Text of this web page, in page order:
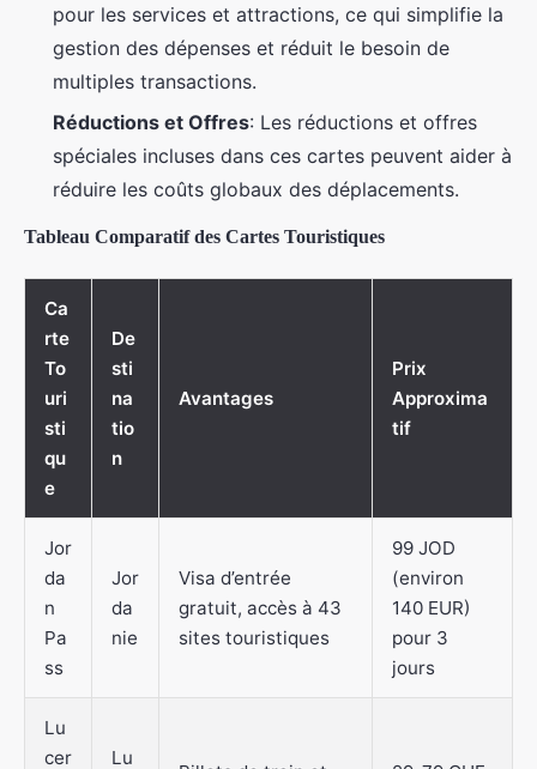
pour les services et attractions, ce qui simplifie la
gestion des dépenses et réduit le besoin de
multiples transactions.
Réductions et Offres: Les réductions et offres
spéciales incluses dans ces cartes peuvent aider à
réduire les coûts globaux des déplacements.
Tableau Comparatif des Cartes Touristiques
Ca
rte
To
uri
sti
qu
e
De
sti
na
tio
n
Avantages
Prix
Approxima
tif
Jor
da
n
Pa
ss
Jor
da
nie
Visa d’entrée
gratuit, accès à 43
sites touristiques
99 JOD
(environ
140 EUR)
pour 3
jours
Lu
cer
Lu